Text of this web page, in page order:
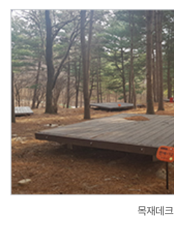
목재데크